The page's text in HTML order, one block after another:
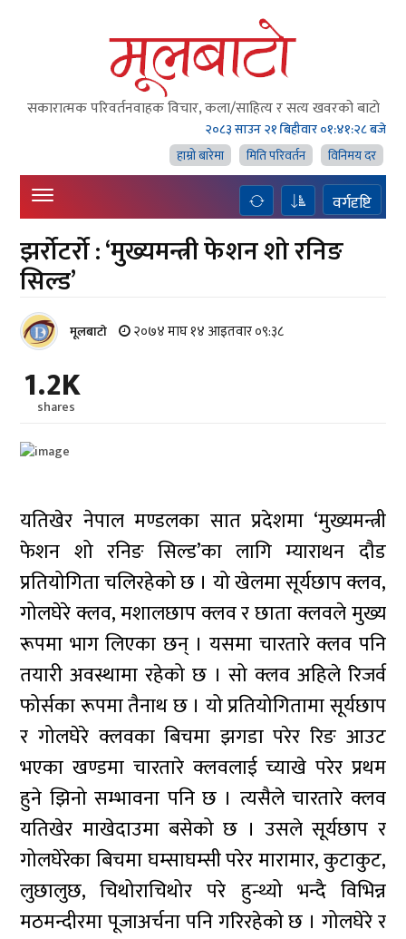
सकारात्मक परिवर्तनवाहक विचार, कला/साहित्य र सत्य खवरको बाटाे
२०८३ साउन २१ बिहीवार०१:४१:२९ बजे
हाम्राे बारेमा
मिति परिवर्तन विनिमय दर
वर्गदृष्टि
झर्रोटर्रो : ‘मुख्यमन्त्री फेशन शो रनिङ
सिल्ड’
मूलबाटाे २०७४ माघ १४ आइतवार ०९:३८
1.2K
shares
यतिखेर नेपाल मण्डलका सात प्रदेशमा ‘मुख्यमन्त्री
फेशन शो रनिङ सिल्ड’का लागि म्याराथन दौड
प्रतियोगिता चलिरहेको छ । यो खेलमा सूर्यछाप क्लव,
गोलघेरे क्लव, मशालछाप क्लव र छाता क्लवले मुख्य
रूपमा भाग लिएका छन् । यसमा चारतारे क्लव पनि
तयारी अवस्थामा रहेको छ । सो क्लव अहिले रिजर्व
फोर्सका रूपमा तैनाथ छ । यो प्रतियोगितामा सूर्यछाप
र गोलघेरे क्लवका बिचमा झगडा परेर रिङ आउट
भएका खण्डमा चारतारे क्लवलाई च्याखे परेर प्रथम
हुने झिनो सम्भावना पनि छ । त्यसैले चारतारे क्लव
यतिखेर माखेदाउमा बसेको छ । उसले सूर्यछाप र
गोलघेरेका बिचमा घम्साघम्सी परेर मारामार, कुटाकुट,
लुछालुछ, चिथोराचिथोर परे हुन्थ्यो भन्दै विभिन्न
मठमन्दीरमा पूजाअर्चना पनि गरिरहेको छ । गोलघेरे र